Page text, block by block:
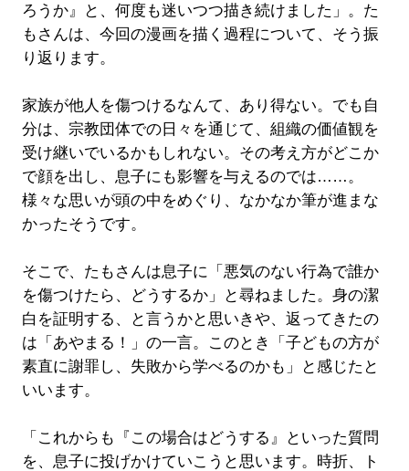
ろうか』と、何度も迷いつつ描き続けました」。た
もさんは、今回の漫画を描く過程について、そう振
り返ります。
家族が他人を傷つけるなんて、あり得ない。でも自
分は、宗教団体での日々を通じて、組織の価値観を
受け継いでいるかもしれない。その考え方がどこか
で顔を出し、息子にも影響を与えるのでは……。
様々な思いが頭の中をめぐり、なかなか筆が進まな
かったそうです。
そこで、たもさんは息子に「悪気のない行為で誰か
を傷つけたら、どうするか」と尋ねました。身の潔
白を証明する、と言うかと思いきや、返ってきたの
は「あやまる！」の一言。このとき「子どもの方が
素直に謝罪し、失敗から学べるのかも」と感じたと
いいます。
「これからも『この場合はどうする』といった質問
を、息子に投げかけていこうと思います。時折、ト